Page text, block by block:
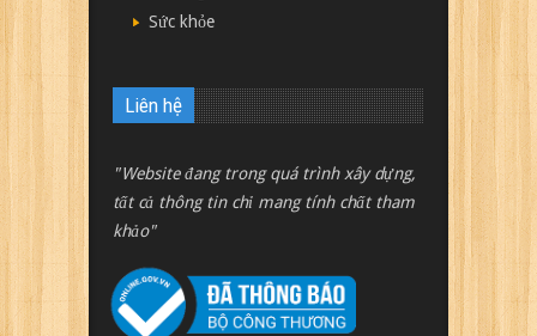
Sức khỏe
Liên hệ
"Website đang trong quá trình xây dựng,
tất cả thông tin chỉ mang tính chất tham
khảo"